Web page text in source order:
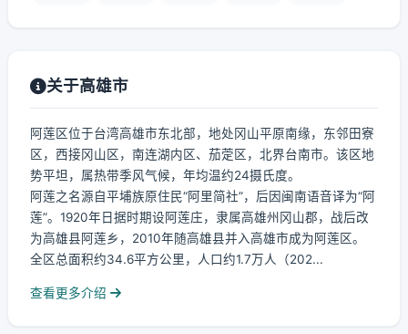
关于高雄市
阿莲区位于台湾高雄市东北部，地处冈山平原南缘，东邻田寮
区，西接冈山区，南连湖内区、茄萣区，北界台南市。该区地
势平坦，属热带季风气候，年均温约24摄氏度。
阿莲之名源自平埔族原住民“阿里简社”，后因闽南语音译为“阿
莲”。1920年日据时期设阿莲庄，隶属高雄州冈山郡，战后改
为高雄县阿莲乡，2010年随高雄县并入高雄市成为阿莲区。
全区总面积约34.6平方公里，人口约1.7万人（202...
查看更多介绍